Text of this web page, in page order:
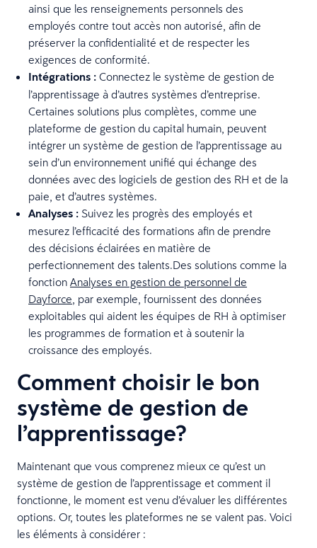
ainsi que les renseignements personnels des
employés contre tout accès non autorisé, afin de
préserver la confidentialité et de respecter les
exigences de conformité.
Intégrations : Connectez le système de gestion de
l’apprentissage à d’autres systèmes d’entreprise.
Certaines solutions plus complètes, comme une
plateforme de gestion du capital humain, peuvent
intégrer un système de gestion de l’apprentissage au
sein d’un environnement unifié qui échange des
données avec des logiciels de gestion des RH et de la
paie, et d’autres systèmes.
Analyses : Suivez les progrès des employés et
mesurez l’efficacité des formations afin de prendre
des décisions éclairées en matière de
perfectionnement des talents.Des solutions comme la
fonction Analyses en gestion de personnel de
Dayforce , par exemple, fournissent des données
exploitables qui aident les équipes de RH à optimiser
les programmes de formation et à soutenir la
croissance des employés.
Comment choisir le bon
système de gestion de
l’apprentissage?
Maintenant que vous comprenez mieux ce qu’est un
système de gestion de l’apprentissage et comment il
fonctionne, le moment est venu d’évaluer les différentes
options. Or, toutes les plateformes ne se valent pas. Voici
les éléments à considérer :